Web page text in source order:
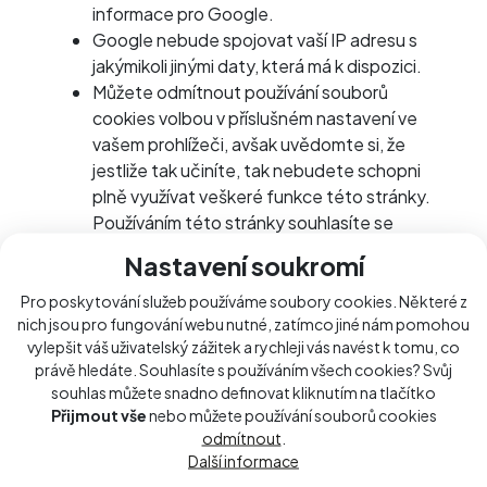
Nastavení soukromí
Pro poskytování služeb používáme soubory cookies. Některé z
nich jsou pro fungování webu nutné, zatímco jiné nám pomohou
vylepšit váš uživatelský zážitek a rychleji vás navést k tomu, co
právě hledáte. Souhlasíte s používáním všech cookies? Svůj
souhlas můžete snadno definovat kliknutím na tlačítko
Přijmout všenebo můžete používání souborů cookies
odmítnout
Další informace
informace pro Google.
Google nebude spojovat vaší IP adresu s
jakýmikoli jinými daty, která má k dispozici.
Můžete odmítnout používání souborů
cookies volbou v příslušném nastavení ve
vašem prohlížeči, avšak uvědomte si, že
jestliže tak učiníte, tak nebudete schopni
plně využívat veškeré funkce této stránky.
Používáním této stránky souhlasíte se
Google, a to způsobem a k účelu shora
uvedeným.
Dodavatelé třetích stran včetně
společnosti Google používají soubory
cookie k zobrazování reklam na základě
předchozích návštěv uživatele na tomto